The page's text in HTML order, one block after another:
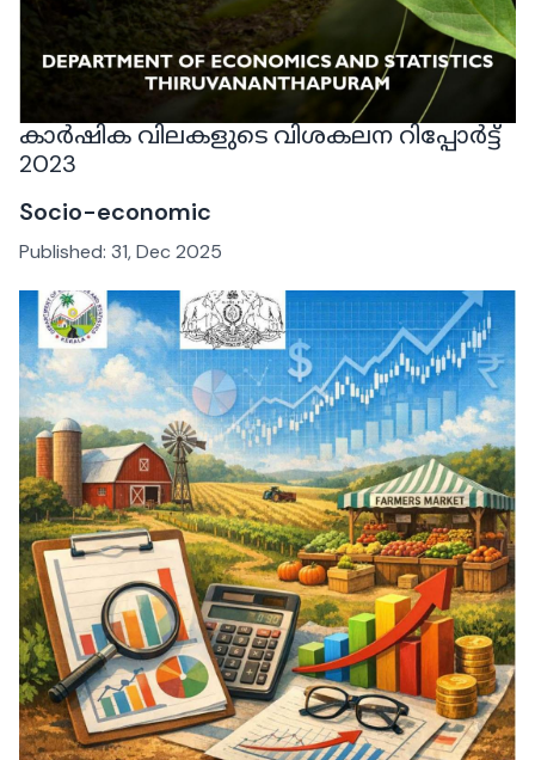
കാർഷിക വിലകളുടെ വിശകലന റിപ്പോർട്ട്
2023
Socio-economic
Published: 31, Dec 2025